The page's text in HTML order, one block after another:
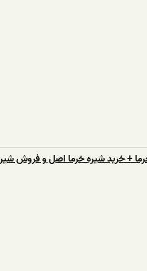
+ خرید شیره خرما اصل و فروش